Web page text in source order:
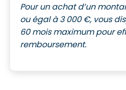
Pour un achat d’un
ou égal à 3 000 €, vous
60 mois maximum pour
remboursement.